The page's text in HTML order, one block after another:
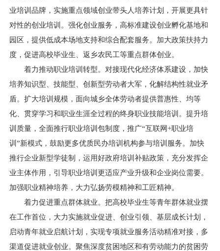
业培训品牌，实施重点领域创业带头人培养计划，开展更具针
对性的创业培训。强化创业服务，高标准建设创业孵化基地和
园区，提供低成本场地支持和综合配套服务。加大政策扶持力
度，促进高校毕业生、返乡农民工等重点群体创业。
着力推动职业培训转型。对接现代化经济体系建设，加快
培养知识型、技能型、创新型劳动者大军，化解结构性就业矛
盾。扩大培训规模，面向城乡全体劳动者提供普惠性、均等
化、贯穿学习和职业生涯全过程的终身职业技能培训。提升培
训质量，全面推行职业培训包制度，推广“互联网+职业培
训”新模式，鼓励更多优质民办培训机构参与培训服务。加快
推行企业新型学徒制，运用好政府培训补贴政策，充分发挥企
业主体作用，引导职业培训更适应产业升级和企业岗位需要。
加强职业精神培养，大力弘扬劳模精神和工匠精神。
着力促进重点群体就业。把高校毕业生等青年群体就业摆
在工作首位，大力实施就业促进、创业引领、基层成长计划，
启动青年就业启航计划，实现专项就业服务活动精准对接，多
渠道促进就业创业。聚焦深度贫困地区和有劳动能力的贫困劳